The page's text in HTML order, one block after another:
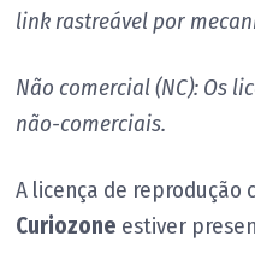
link rastreável por
Não comercial (NC): Os
não-comerciais.
A licença de reprodução
Curiozone estiver